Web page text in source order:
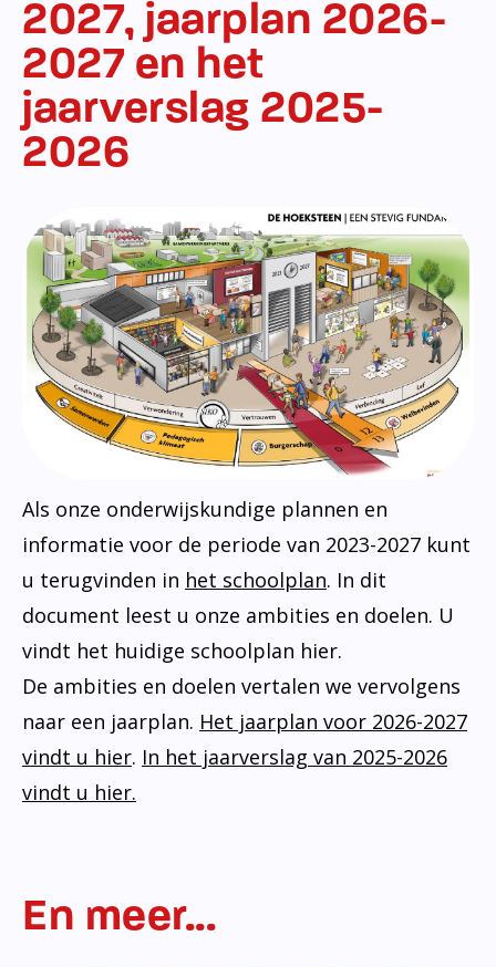
2027, jaarplan 2026-
2027 en het
jaarverslag 2025-
2026
Als onze onderwijskundige plannen en
informatie voor de periode van 2023-2027 kunt
u terugvinden in het schoolplan. In dit
document leest u onze ambities en doelen. U
vindt het huidige schoolplan hier.
De ambities en doelen vertalen we vervolgens
naar een jaarplan. Het jaarplan voor 2026-2027
vindt u hier. In het jaarverslag van 2025-2026
vindt u hier.
En meer...